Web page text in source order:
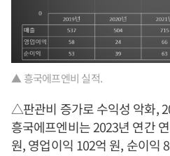
▲ 흥국에프엔비 실적.
△판관비 증가로 수익성 악화,
흥국에프엔비는 2023년 연간
원, 영업이익 102억 원, 순이익